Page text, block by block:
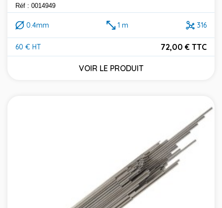
Réf : 0014949
0.4mm 1 m 316
60 € HT
Prix
72,00 € TTC
VOIR LE PRODUIT